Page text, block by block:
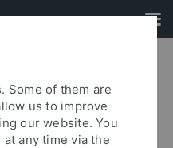
Some of them are
us to improve
our website. You
any time via the